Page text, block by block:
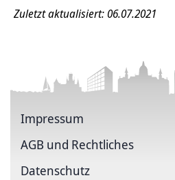
Zuletzt aktualisiert: 06.07.2021
Impressum
AGB und Rechtliches
Datenschutz